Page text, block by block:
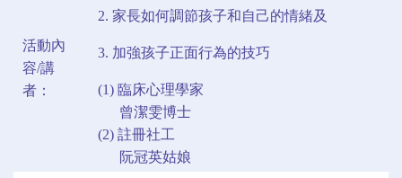
活動內
容/講
者：
2. 家長如何調節孩子和自己的情緒及
3. 加強孩子正面行為的技巧
(1) 臨床心理學家
曾潔雯博士
(2) 註冊社工
阮冠英姑娘